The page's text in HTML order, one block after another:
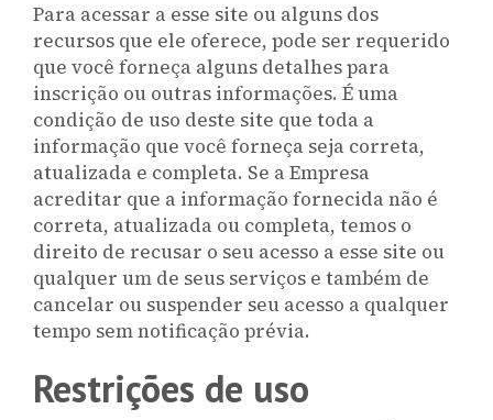
Para acessar a esse site ou alguns dos
recursos que ele oferece, pode ser requerido
que você forneça alguns detalhes para
inscrição ou outras informações. É uma
condição de uso deste site que toda a
informação que você forneça seja correta,
atualizada e completa. Se a Empresa
acreditar que a informação fornecida não é
correta, atualizada ou completa, temos o
direito de recusar o seu acesso a esse site ou
qualquer um de seus serviços e também de
cancelar ou suspender seu acesso a qualquer
tempo sem notificação prévia.
Restrições de uso